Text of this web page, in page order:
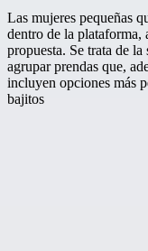
Las mujeres pequeñas
dentro de la plataforma,
propuesta. Se trata de
agrupar prendas que,
incluyen opciones más
bajitos